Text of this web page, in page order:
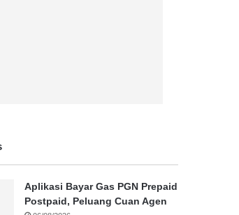
Aplikasi Bayar Gas PGN Prepaid
Postpaid, Peluang Cuan Agen